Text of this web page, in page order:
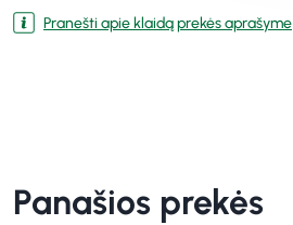
Pranešti apie klaidą prekės aprašyme
Panašios prekės